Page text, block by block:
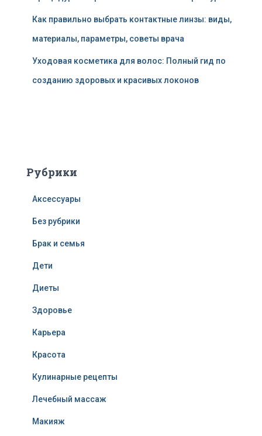
Как правильно выбрать контактные линзы: виды,
материалы, параметры, советы врача
Уходовая косметика для волос: Полный гид по
созданию здоровых и красивых локонов
Рубрики
Аксессуары
Без рубрики
Брак и семья
Дети
Диеты
Здоровье
Карьера
Красота
Кулинарные рецепты
Лечебный массаж
Макияж